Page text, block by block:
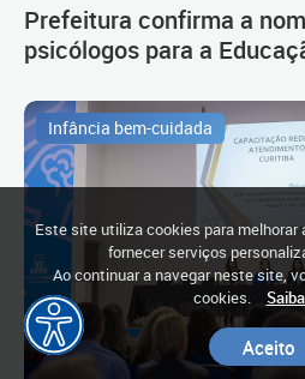
Prefeitura confirma a
psicólogos para a
Infância bem-cuidada
Este site utiliza cookies para melhorar
fornecer serviços
Ao continuar a navegar neste site,
cookies.
Aceito